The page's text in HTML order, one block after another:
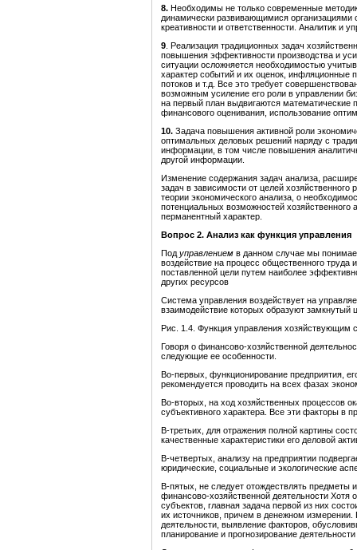
8. Необходимы не только современные
динамически развивающимися организациями
креативности и ответственности. Аналитик и
9 . Реализация традиционных задач
повышения эффективности производства и
ситуации осложняется необходимостью
характер событий и их оценок, инфляционные
потоков и т.д. Все это требует
возможным усиление его роли в управлении
на первый план выдвигаются
финансового оценивания, использование
10. Задача повышения активной роли
оптимальных деловых решений наряду с
информации, в том числе повышения
другой информации.
Изменение содержания задач анализа,
задач в зависимости от целей хозяйственного
теории экономического анализа, о
потенциальных возможностей хозяйственного
перманентный характер.
Вопрос 2. Анализ как функция управления
Под управлением в данном случае мы
воздействие на процесс общественного труда
поставленной цели путем наиболее
других ресурсов
Система управления воздействует на
взаимодействие которых образуют замкнутый
Рис. 1.4. Функция управления хозяйствующим
Говоря о финансово-хозяйственной
следующие ее особенности.
Во-первых, функционирование предприятия,
рекомендуется проводить на всех фазах
Во-вторых, на ход хозяйственных процессов
субъективного характера. Все эти факторы в
В-третьих, для отражения полной картины
качественные характеристики его деловой
В-четвертых, анализу на предприятии
юридические, социальные и экологические
В-пятых, не следует отождествлять предметы
финансово-хозяйственной деятельности Хотя
субъектов, главная задача первой из них
их источников, причем в денежном измерении.
деятельности, выявление факторов,
планирование и прогнозирование